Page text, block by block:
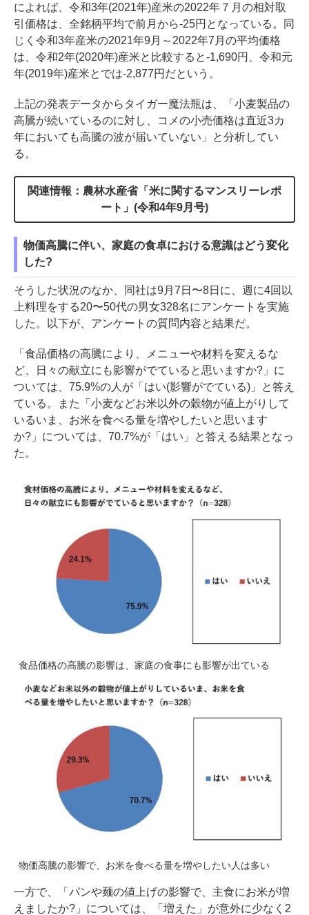
によれば、令和3年(2021年)産米の2022年７月の相対取
引価格は、全銘柄平均で前月から-25円となっている。同
じく令和3年産米の2021年9月～2022年7月の平均価格
は、令和2年(2020年)産米と比較すると-1,690円、令和元
年(2019年)産米とでは-2,877円だという。
上記の発表データからタイガー魔法瓶は、「小麦製品の
高騰が続いているのに対し、コメの小売価格は直近3カ
年においても高騰の波が届いていない」と分析してい
る。
関連情報：農林水産省「米に関するマンスリーレポ
ート」(令和4年9月号)
物価高騰に伴い、家庭の食卓における意識はどう変化
した?
そうした状況のなか、同社は9月7日〜8日に、週に4回以
上料理をする20〜50代の男女328名にアンケートを実施
した。以下が、アンケートの質問内容と結果だ。
「食品価格の高騰により、メニューや材料を変えるな
ど、日々の献立にも影響がでていると思いますか?」に
ついては、75.9%の人が「はい(影響がでている)」と答え
ている。また「小麦などお米以外の穀物が値上がりして
いるいま、お米を食べる量を増やしたいと思います
か?」については、70.7%が「はい」と答える結果となっ
た。
食品価格の高騰の影響は、家庭の食事にも影響が出ている
物価高騰の影響で、お米を食べる量を増やしたい人は多い
一方で、「パンや麺の値上げの影響で、主食にお米が増
えましたか?」については、「増えた」が意外に少なく2